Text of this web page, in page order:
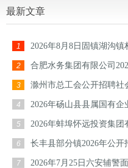
最新文章
1 2026年8月8日固镇湖沟
2 合肥水务集团有限公司
3 滁州市总工会公开招聘社
4 2026年砀山县县属国有
5 2026年蚌埠怀远投资集团
6 长丰县部分镇2026年公开
7 2026年7月25日六安辅警